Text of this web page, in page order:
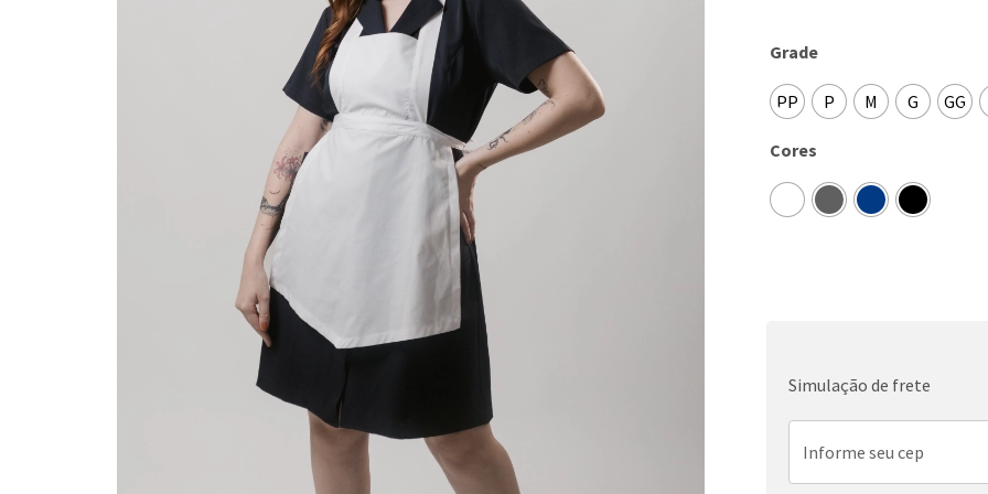
Grade
PP P M G GG
Cores
Simulação de frete